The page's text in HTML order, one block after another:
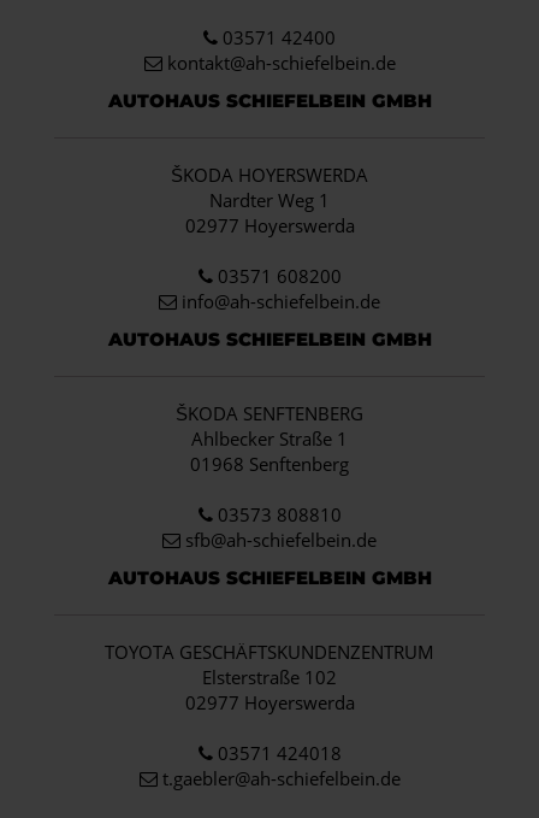
03571 42400
kontakt@ah-schiefelbein.de
AUTOHAUS SCHIEFELBEIN GMBH
ŠKODA HOYERSWERDA
Nardter Weg 1
02977 Hoyerswerda
03571 608200
info@ah-schiefelbein.de
AUTOHAUS SCHIEFELBEIN GMBH
ŠKODA SENFTENBERG
Ahlbecker Straße 1
01968 Senftenberg
03573 808810
sfb@ah-schiefelbein.de
AUTOHAUS SCHIEFELBEIN GMBH
TOYOTA GESCHÄFTSKUNDENZENTRUM
Elsterstraße 102
02977 Hoyerswerda
03571 424018
t.gaebler@ah-schiefelbein.de